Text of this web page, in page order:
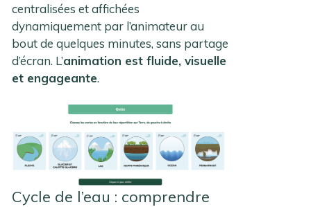
centralisées et affichées
dynamiquement par l’animateur au
bout de quelques minutes, sans partage
d’écran. L’animation est fluide, visuelle
et engageante.
Cycle de l’eau : comprendre